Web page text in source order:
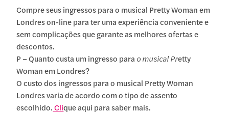
Compre seus ingressos para o musical Pretty Woman em
Londres on-line para ter uma experiência conveniente e
sem complicações que garante as melhores ofertas e
descontos.
P – Quanto custa um ingresso para o musical Pretty
Woman em Londres?
O custo dos ingressos para o musical Pretty Woman
Londres varia de acordo com o tipo de assento
escolhido.Clique aqui para saber mais.